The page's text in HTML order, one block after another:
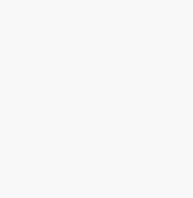
Bạch Cấn Thổ